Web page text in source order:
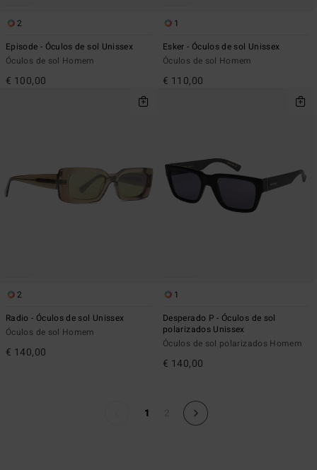
2
Episode - Óculos de sol Unissex
Óculos de sol Homem
€ 100,00
1
Esker - Óculos de sol Unissex
Óculos de sol Homem
€ 110,00
2
Radio - Óculos de sol Unissex
Óculos de sol Homem
€ 140,00
1
Desperado P - Óculos de sol
polarizados Unissex
Óculos de sol polarizados Homem
€ 140,00
1